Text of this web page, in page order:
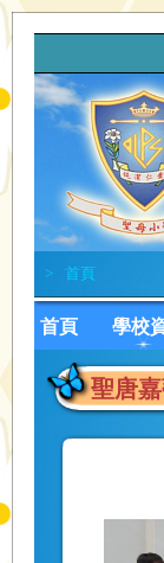
> 首頁
首頁 學校
聖唐